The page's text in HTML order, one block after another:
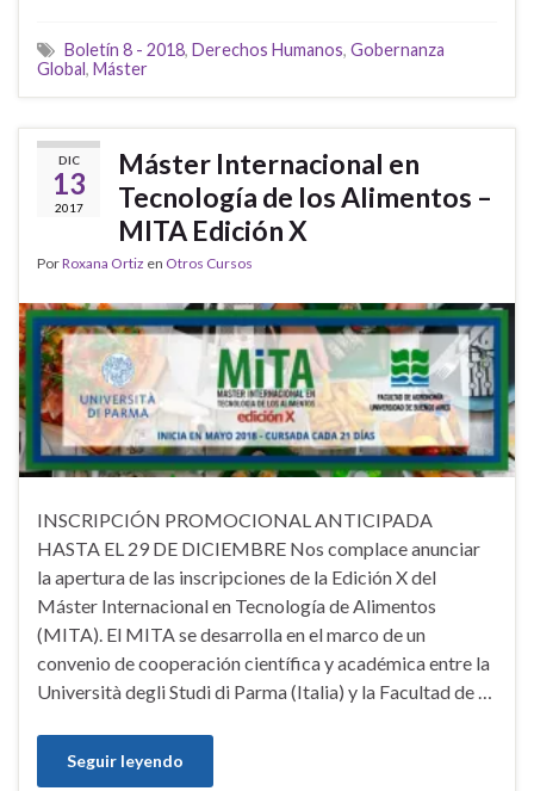
Boletín 8 - 2018, Derechos Humanos, Gobernanza
Global, Máster
DIC
13
2017
Máster Internacional en
Tecnología de los Alimentos –
MITA Edición X
PorRoxana Ortiz en Otros Cursos
INSCRIPCIÓN PROMOCIONAL ANTICIPADA
HASTA EL 29 DE DICIEMBRE Nos complace anunciar
la apertura de las inscripciones de la Edición X del
Máster Internacional en Tecnología de Alimentos
(MITA). El MITA se desarrolla en el marco de un
convenio de cooperación científica y académica entre la
Università degli Studi di Parma (Italia) y la Facultad de …
Seguir leyendo